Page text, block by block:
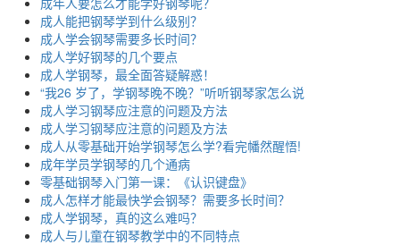
成人能把钢琴学到什么级别？
成人学会钢琴需要多长时间？
成人学好钢琴的几个要点
成人学钢琴，最全面答疑解惑！
“我26 岁了，学钢琴晚不晚？”听听钢琴家怎么说
成人学习钢琴应注意的问题及方法
成人学习钢琴应注意的问题及方法
成人从零基础开始学钢琴怎么学?看完幡然醒悟!
成年学员学钢琴的几个通病
零基础钢琴入门第一课：《认识键盘》
成人怎样才能最快学会钢琴？需要多长时间？
成人学钢琴，真的这么难吗？
成人与儿童在钢琴教学中的不同特点